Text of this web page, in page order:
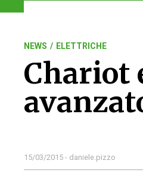
NEWS / ELETTRICHE
Chariot
15/03/2015 - daniele.pizzo